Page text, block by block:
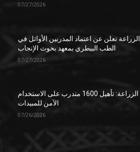
07/27/2026
الزراعة تعلن عن اعتماد المدربين الأوائل في
الطب البيطري بمعهد بحوث الإنجاب
07/27/2026
الزراعة: تأهيل 1600 متدرب على الاستخدام
الآمن للمبيدات
07/26/2026